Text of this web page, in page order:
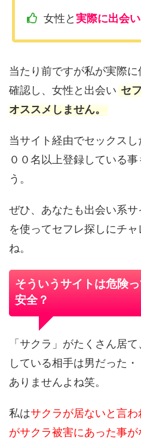
女性と実際に出会
当たり前ですが私が実際
確認し、女性と出会い セ
オススメしません。
当サイト経由でセックス
００名以上登録している
う。
ぜひ、あなたも出会い系
を使ってセフレ探しにチ
ね。
そういうサイトは危険
安全？
「サクラ」がたくさん居
している相手は男だった
ありませんよね笑。
私はサクラが居ないと言
がサクラ被害にあった事が